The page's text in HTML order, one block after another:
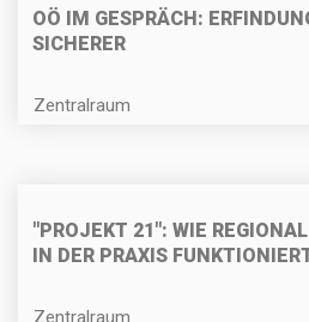
OÖ IM GESPRÄCH:
ICHERER
Zentralraum
"PROJEKT 21": WIE
IN DER PRAXIS
Zentralraum